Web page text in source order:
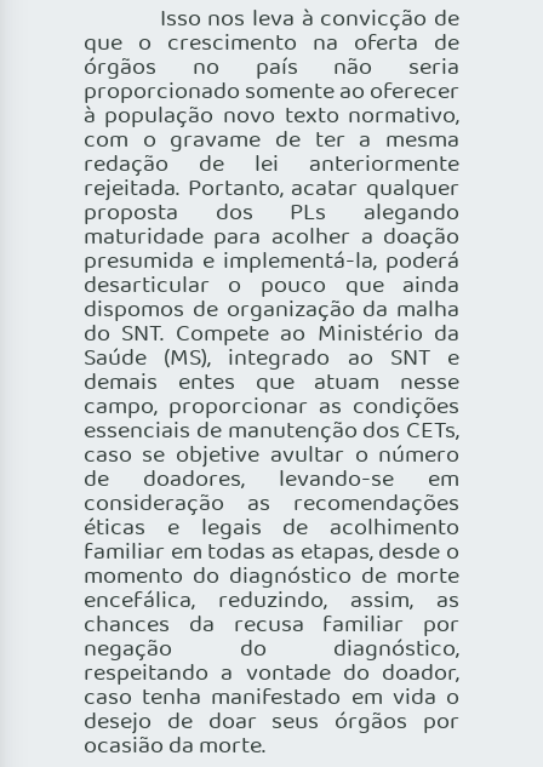
Isso nos leva à convicção de
que o crescimento na oferta de
órgãos no país não seria
proporcionado somente ao oferecer
à população novo texto normativo,
com o gravame de ter a mesma
redação de lei anteriormente
rejeitada. Portanto, acatar qualquer
proposta dos PLs alegando
maturidade para acolher a doação
presumida e implementá-la, poderá
desarticular o pouco que ainda
dispomos de organização da malha
do SNT. Compete ao Ministério da
Saúde (MS), integrado ao SNT e
demais entes que atuam nesse
campo, proporcionar as condições
essenciais de manutenção dos CETs,
caso se objetive avultar o número
de doadores, levando-se em
consideração as recomendações
éticas e legais de acolhimento
familiar em todas as etapas, desde o
momento do diagnóstico de morte
encefálica, reduzindo, assim, as
chances da recusa familiar por
negação do diagnóstico,
respeitando a vontade do doador,
caso tenha manifestado em vida o
desejo de doar seus órgãos por
ocasião da morte.